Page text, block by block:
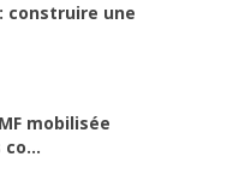
construire une
mobilisée